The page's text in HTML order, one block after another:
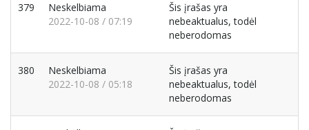
379
Neskelbiama
2022-10-08 / 07:19
Šis įrašas yra
nebeaktualus, todėl
neberodomas
380
Neskelbiama
2022-10-08 / 05:18
Šis įrašas yra
nebeaktualus, todėl
neberodomas